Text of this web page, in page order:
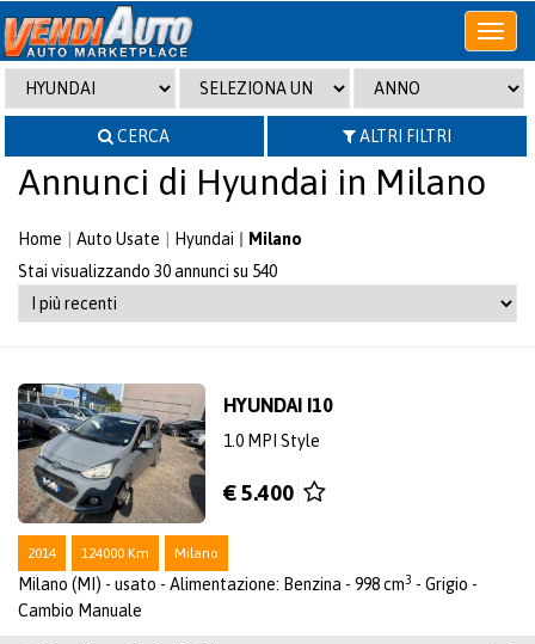
Apri
o
chiudi
menu
CERCA
ALTRI FILTRI
Annunci di Hyundai in Milano
Home Auto Usate Hyundai
Milano
Stai visualizzando 30 annunci su 540
HYUNDAI I10
1.0 MPI Style
€ 5.400
2014 124000 Km Milano
Milano (MI) - usato - Alimentazione: Benzina - 998 cm3 - Grigio -
Cambio Manuale